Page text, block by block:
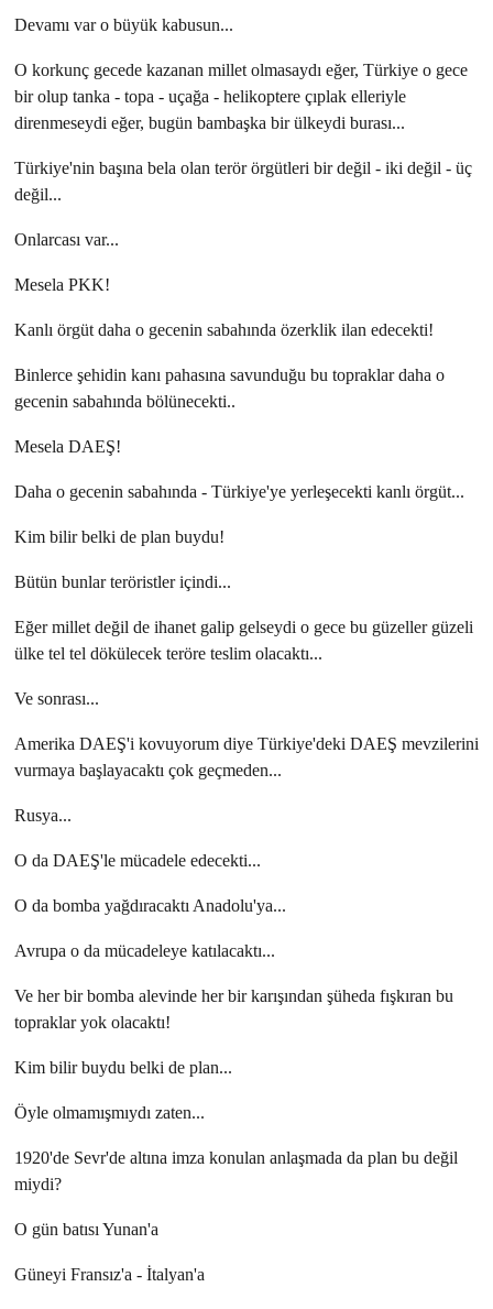
Devamı var o büyük kabusun...
O korkunç gecede kazanan millet olmasaydı eğer, Türkiye o gece
bir olup tanka - topa - uçağa - helikoptere çıplak elleriyle
direnmeseydi eğer, bugün bambaşka bir ülkeydi burası...
Türkiye'nin başına bela olan terör örgütleri bir değil - iki değil - üç
değil...
Onlarcası var...
Mesela PKK!
Kanlı örgüt daha o gecenin sabahında özerklik ilan edecekti!
Binlerce şehidin kanı pahasına savunduğu bu topraklar daha o
gecenin sabahında bölünecekti..
Mesela DAEŞ!
Daha o gecenin sabahında - Türkiye'ye yerleşecekti kanlı örgüt...
Kim bilir belki de plan buydu!
Bütün bunlar teröristler içindi...
Eğer millet değil de ihanet galip gelseydi o gece bu güzeller güzeli
ülke tel tel dökülecek teröre teslim olacaktı...
Ve sonrası...
Amerika DAEŞ'i kovuyorum diye Türkiye'deki DAEŞ mevzilerini
vurmaya başlayacaktı çok geçmeden...
Rusya...
O da DAEŞ'le mücadele edecekti...
O da bomba yağdıracaktı Anadolu'ya...
Avrupa o da mücadeleye katılacaktı...
Ve her bir bomba alevinde her bir karışından şüheda fışkıran bu
topraklar yok olacaktı!
Kim bilir buydu belki de plan...
Öyle olmamışmıydı zaten...
1920'de Sevr'de altına imza konulan anlaşmada da plan bu değil
miydi?
O gün batısı Yunan'a
Güneyi Fransız'a - İtalyan'a